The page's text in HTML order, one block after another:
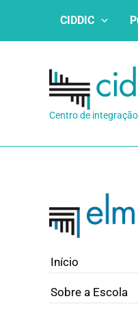
CIDDIC
Centro de
Início
Sobre a Escola